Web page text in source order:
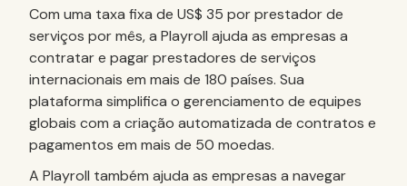
Com uma taxa fixa de US$ 35 por prestador de
serviços por mês, a Playroll ajuda as empresas a
contratar e pagar prestadores de serviços
internacionais em mais de 180 países. Sua
plataforma simplifica o gerenciamento de equipes
globais com a criação automatizada de contratos e
pagamentos em mais de 50 moedas.
A Playroll também ajuda as empresas a navegar